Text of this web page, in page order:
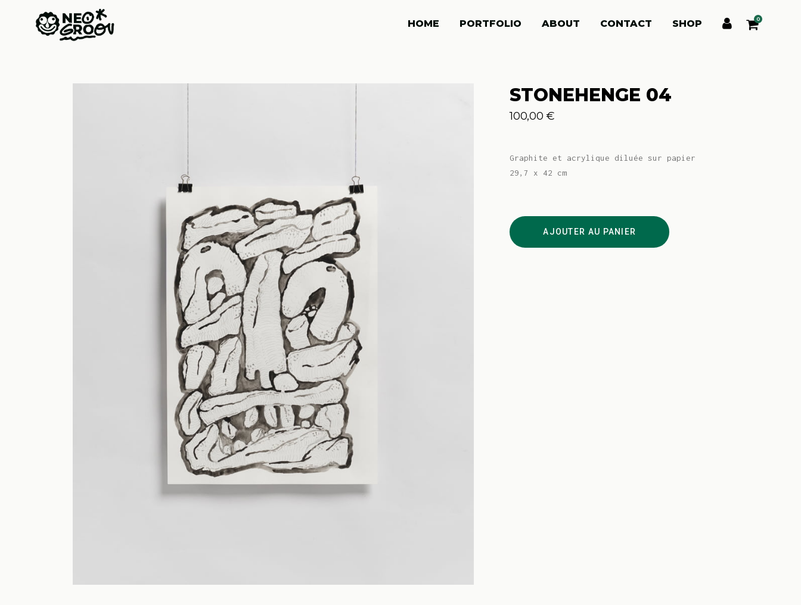
0
HOME PORTFOLIO ABOUT CONTACT SHOP
STONEHENGE 04
100,00€
Graphite et acrylique diluée sur papier
29,7 x 42 cm
04
quantity
AJOUTER AU PANIER